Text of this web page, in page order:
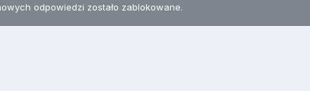
odpowiedzi zostało zablokowane.